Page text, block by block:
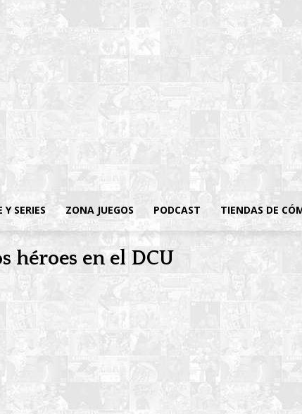
Y SERIES ZONA JUEGOS PODCAST TIENDAS DE
héroes en el DCU